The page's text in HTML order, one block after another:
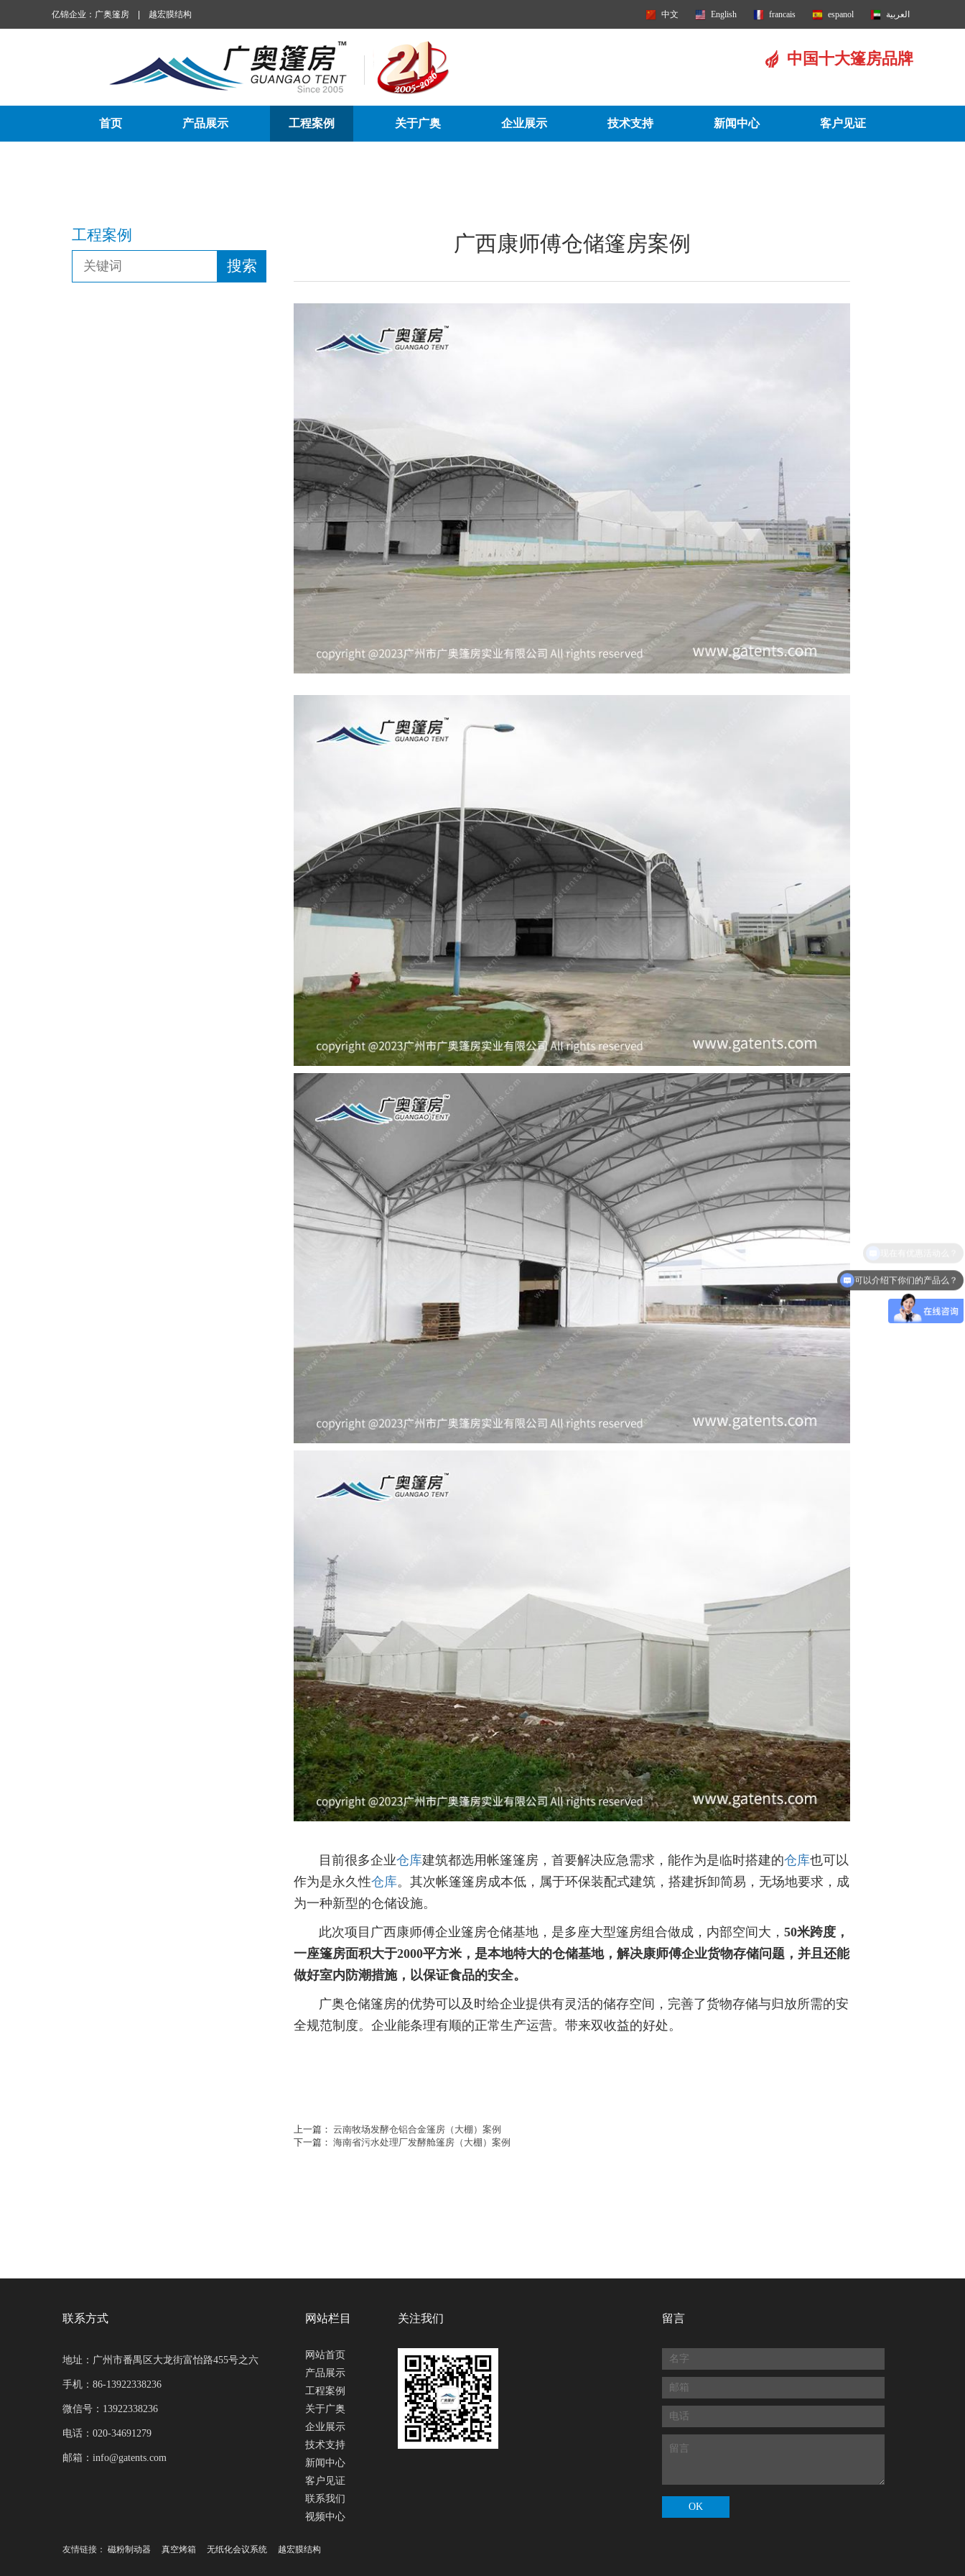
亿锦企业： 广奥篷房 越宏膜结构 中文 English francais espanol العربية
中国十大篷房品牌
首页 产品展示 工程案例 关于广奥 企业展示 技术支持 新闻中心 客户见证
工程案例 广西康师傅仓储篷房案例
目前很多企业仓库建筑都选用帐篷篷房，首要解决应急需求，能作为是临时搭建的仓库也可以
作为是永久性仓库。其次帐篷篷房成本低，属于环保装配式建筑，搭建拆卸简易，无场地要求，成
为一种新型的仓储设施。
此次项目广西康师傅企业篷房仓储基地，是多座大型篷房组合做成，内部空间大， 50米跨度，
一座篷房面积大于2000平方米，是本地特大的仓储基地，解决康师傅企业货物存储问题，并且还能
做好室内防潮措施，以保证食品的安全。
广奥仓储篷房的优势可以及时给企业提供有灵活的储存空间，完善了货物存储与归放所需的安
全规范制度。企业能条理有顺的正常生产运营。带来双收益的好处。
上一篇： 云南牧场发酵仓铝合金篷房（大棚）案例
下一篇： 海南省污水处理厂发酵舱篷房（大棚）案例
联系方式
地址：广州市番禺区大龙街富怡路455号之六
手机：86-13922338236
微信号：13922338236
电话：020-34691279
邮箱：info@gatents.com
网站栏目
网站首页
产品展示
工程案例
关于广奥
企业展示
技术支持
新闻中心
客户见证
联系我们
视频中心
关注我们 留言
OK
友情链接： 磁粉制动器 真空烤箱 无纸化会议系统 越宏膜结构
可以介绍下你们的产品么？